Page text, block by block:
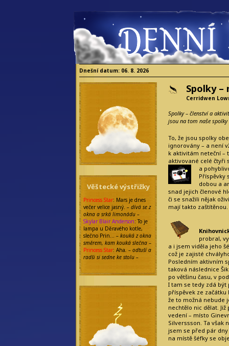
Dnešní datum: 06. 8. 2026
Věštecké výstřižky
Princess Star: Mars je dnes
večer velice jasný. – dívá se z
okna a srká limonádu –
Skylar Blair Anderson: To je
lampa u Děravého kotle,
slečno Prin… – kouká z okna
směrem, kam kouká slečna –
Princess Star: Aha. – odtuší a
radši si sedne ke stolu –
Spolky
Cerridwen
Spolky – členství a
jsou na tom naše
To, že jsou spolky
ignorovány – a není
k aktivitám neteční –
aktivované celé čtyři
a
Příspěvky
dobou a
snad jejich členové
či se snažili nějak
mají takto zaštítěnou.
probral,
a i jsem viděla jeho
což je zajisté
Posledním aktivním
taková následnice
po většinu času, v
I tam se tedy zdá
příspěvek ze
že to možná nebude
nechtělo nic dělat.
vedení – místo
Silverssson. Ta však
jsem se před pár
na místě šéfky se